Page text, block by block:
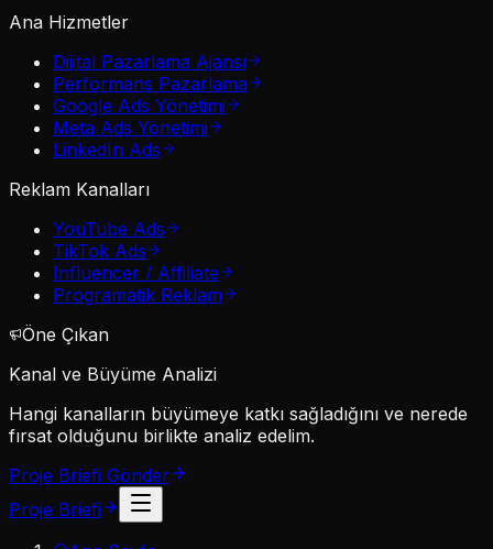
Ana Hizmetler
Dijital Pazarlama Ajansı
Performans Pazarlama
Google Ads Yönetimi
Meta Ads Yönetimi
LinkedIn Ads
Reklam Kanalları
YouTube Ads
TikTok Ads
Influencer / Affiliate
Programatik Reklam
Öne Çıkan
Kanal ve Büyüme Analizi
Hangi kanalların büyümeye katkı sağladığını ve nerede
fırsat olduğunu birlikte analiz edelim.
Proje Briefi Gönder
Proje Briefi